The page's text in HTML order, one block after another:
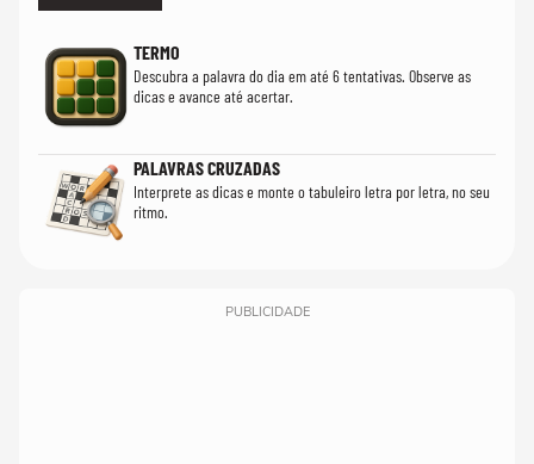
TERMO
Descubra a palavra do dia em até 6 tentativas. Observe as
dicas e avance até acertar.
PALAVRAS CRUZADAS
Interprete as dicas e monte o tabuleiro letra por letra, no seu
ritmo.
PUBLICIDADE